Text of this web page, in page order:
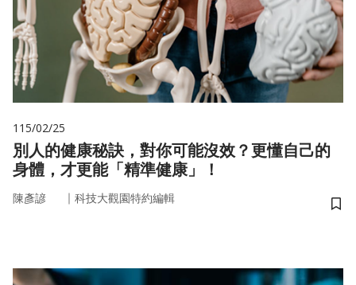
115/02/25
別人的健康秘訣，對你可能沒效？更懂自己的
身體，才更能「精準健康」！
陳彥諺 ｜ 科技大觀園特約編輯
儲